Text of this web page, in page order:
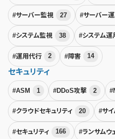
#サーバー監視 27 #サーバー運
#システム監視 38 #システム運
#運用代行 2 #障害 14
セキュリティ
#ASM 1 #DDoS攻撃 2
#クラウドセキュリティ 20 #サ
#セキュリティ 166 #ランサムウ